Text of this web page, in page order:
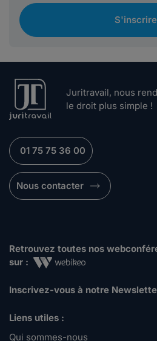
S'inscrire
Juritravail, nous
le droit plus simple !
01 75 75 36 00
Nous contacter
Retrouvez toutes nos
sur :
Inscrivez-vous à notre
Liens utiles :
Qui sommes-nous